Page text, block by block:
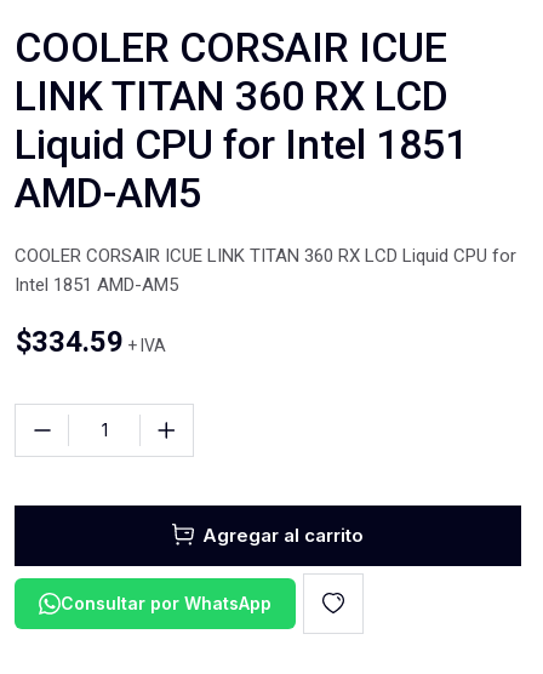
COOLER CORSAIR ICUE
LINK TITAN 360 RX LCD
Liquid CPU for Intel 1851
AMD-AM5
COOLER CORSAIR ICUE LINK TITAN 360 RX LCD Liquid CPU for
Intel 1851 AMD-AM5
$334.59 + IVA
Agregar al carrito
Consultar por WhatsApp